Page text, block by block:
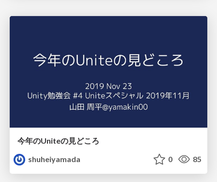
今年のUniteの見どころ
shuheiyamada
0 85